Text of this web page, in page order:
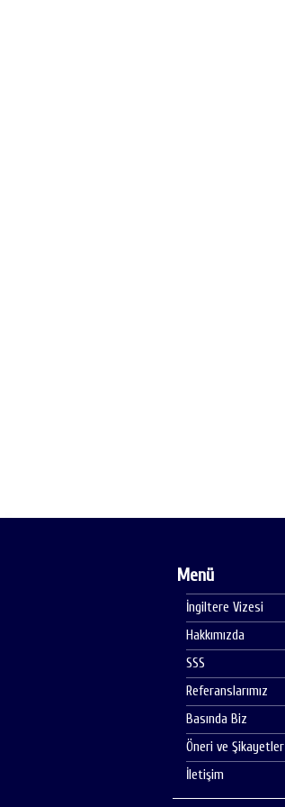
Menü
İngiltere Vizesi
Hakkımızda
SSS
Referanslarımız
Basında Biz
Öneri ve Şikayetler
İletişim